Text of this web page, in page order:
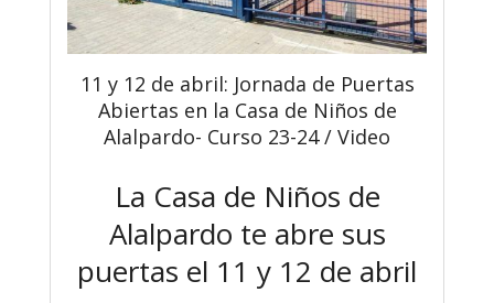
11 y 12 de abril: Jornada de Puertas
Abiertas en la Casa de Niños de
Alalpardo- Curso 23-24 / Video
La Casa de Niños de
Alalpardo te abre sus
puertas el 11 y 12 de abril